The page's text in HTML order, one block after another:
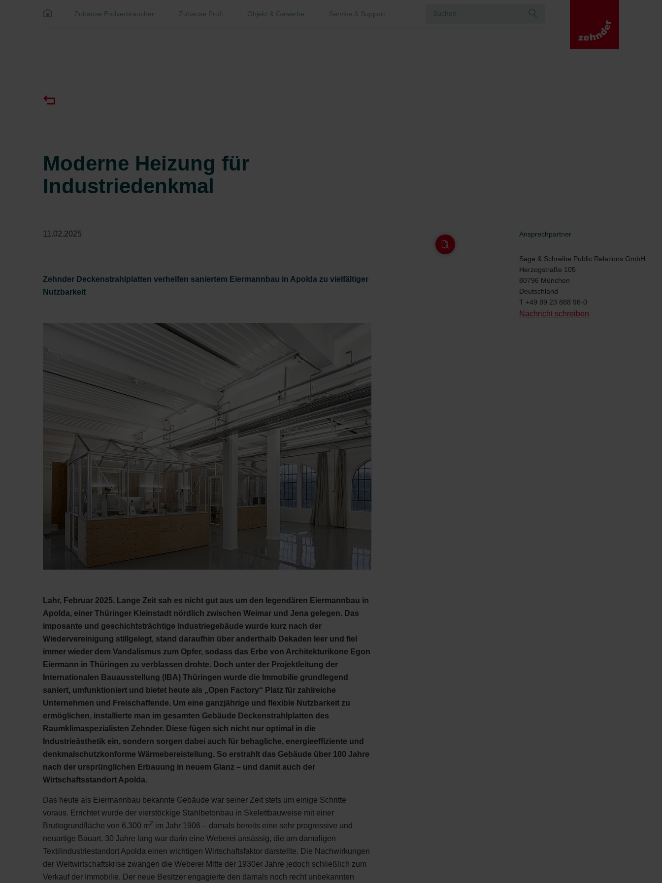
Zuhause Endverbraucher Zuhause Profi Objekt & Gewerbe Service & Support
Moderne Heizung für
Industriedenkmal
11.02.2025
Zehnder Deckenstrahlplatten verhelfen saniertem Eiermannbau in Apolda zu vielfältiger
Nutzbarkeit
Lahr, Februar 2025. Lange Zeit sah es nicht gut aus um den legendären Eiermannbau in
Apolda, einer Thüringer Kleinstadt nördlich zwischen Weimar und Jena gelegen. Das
imposante und geschichtsträchtige Industriegebäude wurde kurz nach der
Wiedervereinigung stillgelegt, stand daraufhin über anderthalb Dekaden leer und fiel
immer wieder dem Vandalismus zum Opfer, sodass das Erbe von Architekturikone Egon
Eiermann in Thüringen zu verblassen drohte. Doch unter der Projektleitung der
Internationalen Bauausstellung (IBA) Thüringen wurde die Immobilie grundlegend
saniert, umfunktioniert und bietet heute als „Open Factory“ Platz für zahlreiche
Unternehmen und Freischaffende. Um eine ganzjährige und flexible Nutzbarkeit zu
ermöglichen, installierte man im gesamten Gebäude Deckenstrahlplatten des
Raumklimaspezialisten Zehnder. Diese fügen sich nicht nur optimal in die
Industrieästhetik ein, sondern sorgen dabei auch für behagliche, energieeffiziente und
denkmalschutzkonforme Wärmebereistellung. So erstrahlt das Gebäude über 100 Jahre
nach der ursprünglichen Erbauung in neuem Glanz – und damit auch der
Wirtschaftsstandort Apolda.
Das heute als Eiermannbau bekannte Gebäude war seiner Zeit stets um einige Schritte
voraus. Errichtet wurde der vierstöckige Stahlbetonbau in Skelettbauweise mit einer
Bruttogrundfläche von 6.300 m2 im Jahr 1906 – damals bereits eine sehr progressive und
neuartige Bauart. 30 Jahre lang war darin eine Weberei ansässig, die am damaligen
Textilindustriestandort Apolda einen wichtigen Wirtschaftsfaktor darstellte. Die Nachwirkungen
der Weltwirtschaftskrise zwangen die Weberei Mitte der 1930er Jahre jedoch schließlich zum
Verkauf der Immobilie. Der neue Besitzer engagierte den damals noch recht unbekannten
Ansprechpartner
Sage & Schreibe Public Relations GmbH
Herzogstraße 105
80796 München
Deutschland
T +49 89 23 888 98-0
Nachricht schreiben